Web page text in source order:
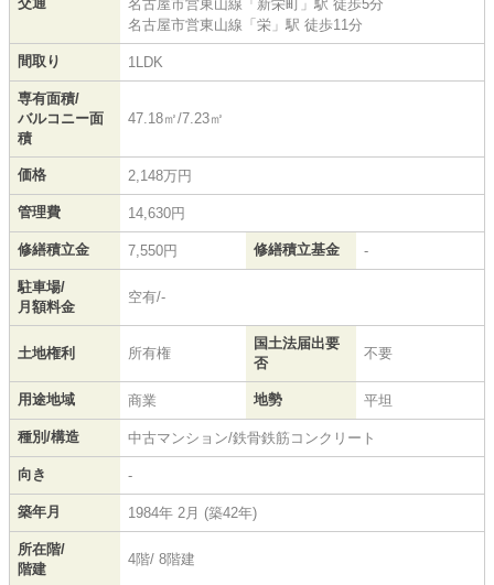
名古屋市営東山線 「 新栄町 」駅 徒歩5分
名古屋市営東山線 「 栄 」駅 徒歩11分
間取り 1LDK
専有面積/
バルコニー面
積
47.18㎡/7.23㎡
価格 2,148万円
管理費 14,630円
修繕積立金 7,550円 修繕積立基金 -
駐車場/
月額料金
空有/-
土地権利 所有権
国土法届出要
否
不要
用途地域 商業 地勢 平坦
種別/構造 中古マンション/鉄骨鉄筋コンクリート
向き -
築年月 1984年 2月 (築42年)
所在階/
階建
4階/ 8階建